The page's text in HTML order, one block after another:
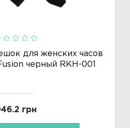
для женских часов
черный RKH-001
грн